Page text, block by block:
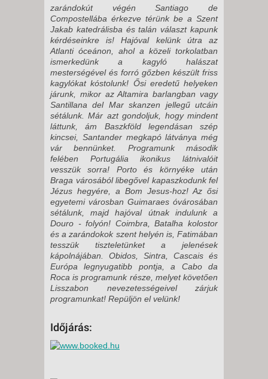
zarándokút végén Santiago de
Compostellába érkezve térünk be a Szent
Jakab katedrálisba és talán választ kapunk
kérdéseinkre is! Hajóval kelünk útra az
Atlanti óceánon, ahol a közeli torkolatban
ismerkedünk a kagyló halászat
mesterségével és forró gőzben készült friss
kagylókat kóstolunk! Ősi eredetű helyeken
járunk, mikor az Altamira barlangban vagy
Santillana del Mar skanzen jellegű utcáin
sétálunk. Már azt gondoljuk, hogy mindent
láttunk, ám Baszkföld legendásan szép
kincsei, Santander megkapó látványa még
vár bennünket. Programunk második
felében Portugália ikonikus látnivalóit
vesszük sorra! Porto és környéke után
Braga városából libegővel kapaszkodunk fel
Jézus hegyére, a Bom Jesus-hoz! Az ősi
egyetemi városban Guimaraes óvárosában
sétálunk, majd hajóval útnak indulunk a
Douro - folyón! Coimbra, Batalha kolostor
és a zarándokok szent helyén is, Fatimában
tesszük tiszteletünket a jelenések
kápolnájában. Obidos, Sintra, Cascais és
Európa legnyugatibb pontja, a Cabo da
Roca is programunk része, melyet követően
Lisszabon nevezetességeivel zárjuk
programunkat! Repüljön el velünk!
Időjárás: